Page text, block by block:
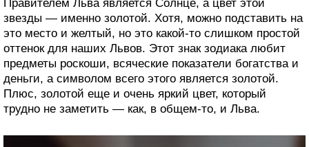
Правителем Льва является Солнце, а цвет этой
звезды — именно золотой. Хотя, можно подставить на
это место и желтый, но это какой-то слишком простой
оттенок для наших Львов. Этот знак зодиака любит
предметы роскоши, всяческие показатели богатства и
деньги, а символом всего этого является золотой.
Плюс, золотой еще и очень яркий цвет, который
трудно не заметить — как, в общем-то, и Льва.